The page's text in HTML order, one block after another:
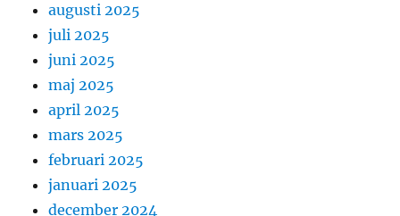
augusti 2025
juli 2025
juni 2025
maj 2025
april 2025
mars 2025
februari 2025
januari 2025
december 2024